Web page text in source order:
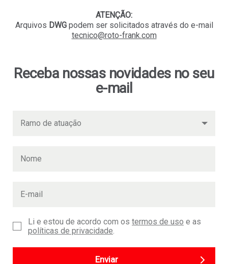
ATENÇÃO:
Arquivos DWGpodem ser solicitados através do e-mail
tecnico@roto-frank.com
Receba nossas novidades no seu
e-mail
Li e estou de acordo com os termos de uso e as
políticas de privacidade
Enviar